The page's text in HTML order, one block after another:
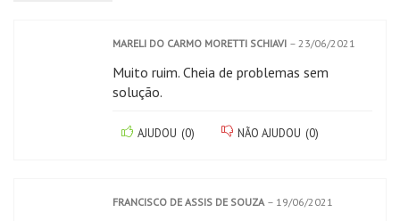
MARELI DO CARMO MORETTI SCHIAVI – 23/06/2021
Muito ruim. Cheia de problemas sem
solução.
AJUDOU (0) NÃO AJUDOU (0)
FRANCISCO DE ASSIS DE SOUZA – 19/06/2021